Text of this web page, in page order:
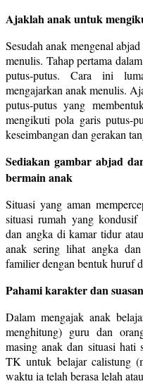
Ajaklah anak untuk
Sesudah anak mengenal
menulis. Tahap pertama
putus-putus. Cara ini
mengajarkan anak menulis.
putus-putus yang
mengikuti pola garis putus-
keseimbangan dan gerakan
Sediakan gambar abjad
bermain anak
Situasi yang aman
situasi rumah yang kondusif
dan angka di kamar tidur
anak sering lihat angka
familier dengan bentuk huruf
Pahami karakter dan
Dalam mengajak anak
menghitung) guru dan
masing anak dan situasi hati
TK untuk belajar calistung
waktu ia telah berasa lelah